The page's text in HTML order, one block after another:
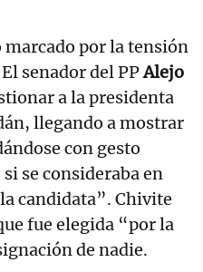
por la tensión
senador del PPAlejo
a la presidenta
llegando a mostrar
con gesto
se consideraba en
candidata”. Chivite
fue elegida “por la
de nadie.